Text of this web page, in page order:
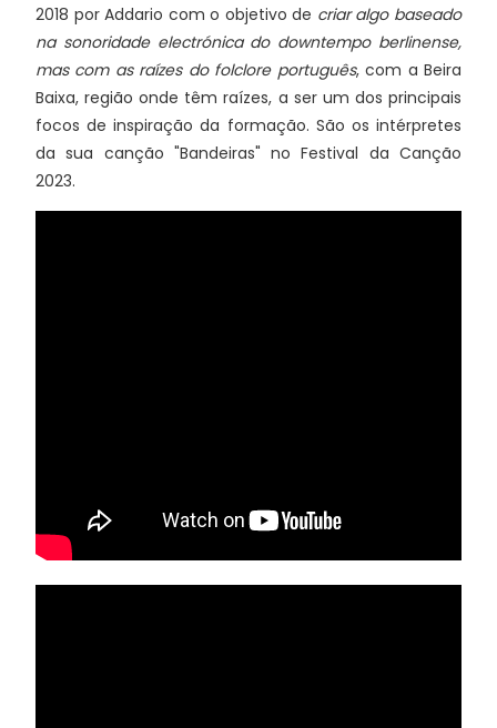
2018 por Addario com o objetivo de criar algo baseado
na sonoridade electrónica do downtempo berlinense,
mas com as raízes do folclore português, com a Beira
Baixa, região onde têm raízes, a ser um dos principais
focos de inspiração da formação. São os intérpretes
da sua canção "Bandeiras" no Festival da Canção
2023.